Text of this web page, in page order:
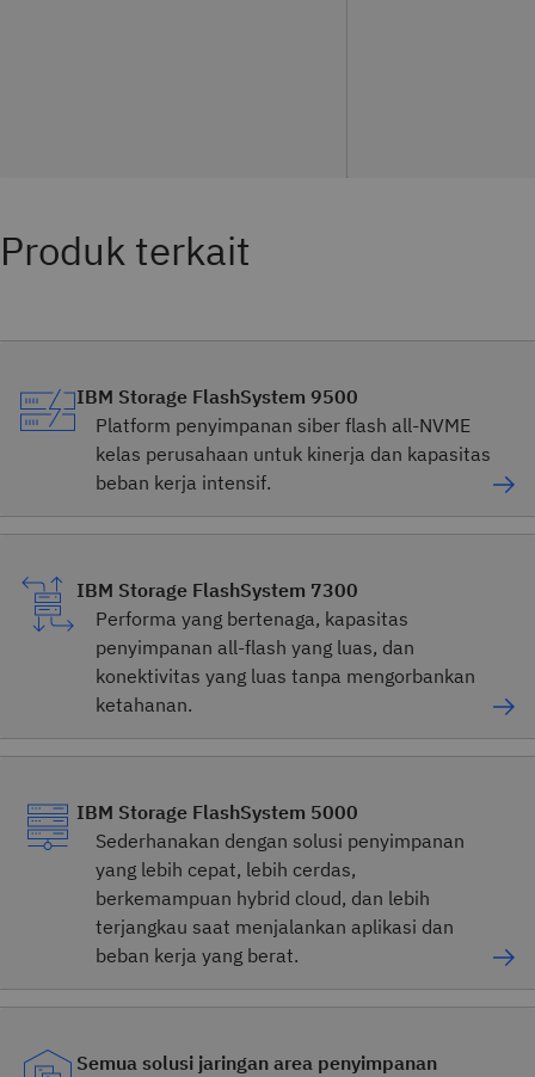
Produk terkait
IBM Storage FlashSystem 9500
Platform penyimpanan siber flash all-NVME
kelas perusahaan untuk kinerja dan kapasitas
beban kerja intensif.
IBM Storage FlashSystem 7300
Performa yang bertenaga, kapasitas
penyimpanan all-flash yang luas, dan
konektivitas yang luas tanpa mengorbankan
ketahanan.
IBM Storage FlashSystem 5000
Sederhanakan dengan solusi penyimpanan
yang lebih cepat, lebih cerdas,
berkemampuan hybrid cloud, dan lebih
terjangkau saat menjalankan aplikasi dan
beban kerja yang berat.
Semua solusi jaringan area penyimpanan